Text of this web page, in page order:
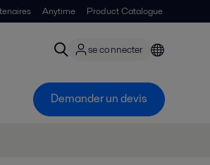
Anytime Product Catalogue
se connecter
Demander un devis